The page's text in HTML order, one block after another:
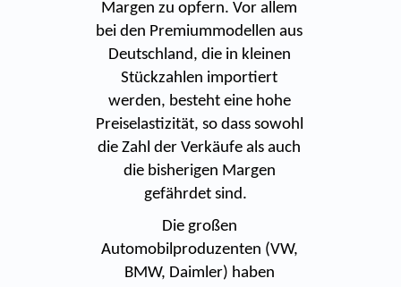
Margen zu opfern. Vor allem
bei den Premiummodellen aus
Deutschland, die in kleinen
Stückzahlen importiert
werden, besteht eine hohe
Preiselastizität, so dass sowohl
die Zahl der Verkäufe als auch
die bisherigen Margen
gefährdet sind.
Die großen
Automobilproduzenten (VW,
BMW, Daimler) haben